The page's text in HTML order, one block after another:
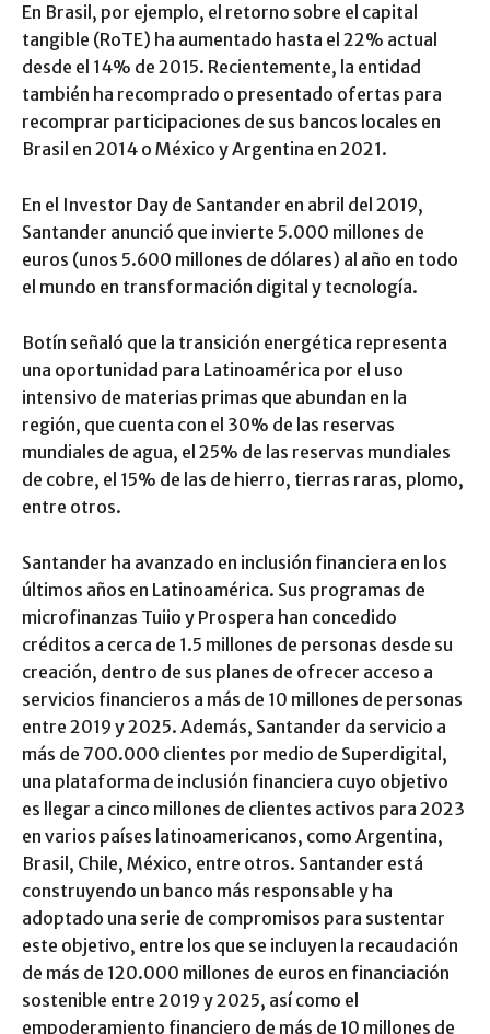
En Brasil, por ejemplo, el retorno sobre el capital
tangible (RoTE) ha aumentado hasta el 22% actual
desde el 14% de 2015. Recientemente, la entidad
también ha recomprado o presentado ofertas para
recomprar participaciones de sus bancos locales en
Brasil en 2014 o México y Argentina en 2021.
En el Investor Day de Santander en abril del 2019,
Santander anunció que invierte 5.000 millones de
euros (unos 5.600 millones de dólares) al año en todo
el mundo en transformación digital y tecnología.
Botín señaló que la transición energética representa
una oportunidad para Latinoamérica por el uso
intensivo de materias primas que abundan en la
región, que cuenta con el 30% de las reservas
mundiales de agua, el 25% de las reservas mundiales
de cobre, el 15% de las de hierro, tierras raras, plomo,
entre otros.
Santander ha avanzado en inclusión financiera en los
últimos años en Latinoamérica. Sus programas de
microfinanzas Tuiio y Prospera han concedido
créditos a cerca de 1.5 millones de personas desde su
creación, dentro de sus planes de ofrecer acceso a
servicios financieros a más de 10 millones de personas
entre 2019 y 2025. Además, Santander da servicio a
más de 700.000 clientes por medio de Superdigital,
una plataforma de inclusión financiera cuyo objetivo
es llegar a cinco millones de clientes activos para 2023
en varios países latinoamericanos, como Argentina,
Brasil, Chile, México, entre otros. Santander está
construyendo un banco más responsable y ha
adoptado una serie de compromisos para sustentar
este objetivo, entre los que se incluyen la recaudación
de más de 120.000 millones de euros en financiación
sostenible entre 2019 y 2025, así como el
empoderamiento financiero de más de 10 millones de